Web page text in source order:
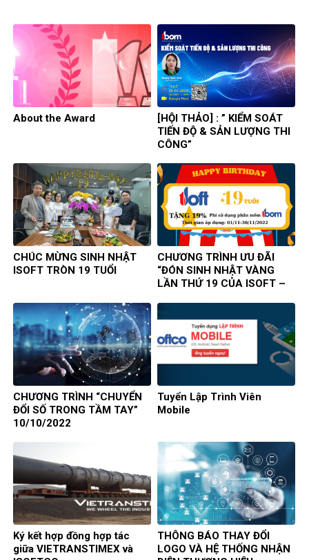
About the Award
[HỘI THẢO] : ” KIỂM SOÁT
TIẾN ĐỘ & SẢN LƯỢNG THI
CÔNG”
CHÚC MỪNG SINH NHẬT
ISOFT TRÒN 19 TUỔI
CHƯƠNG TRÌNH ƯU ĐÃI
“ĐÓN SINH NHẬT VÀNG
LẦN THỨ 19 CỦA ISOFT –
CHƯƠNG TRÌNH “CHUYỂN
ĐỔI SỐ TRONG TẦM TAY”
10/10/2022
Tuyển Lập Trình Viên
Mobile
Ký kết hợp đồng hợp tác
giữa VIETRANSTIMEX và
THÔNG BÁO THAY ĐỔI
LOGO VÀ HỆ THỐNG NHẬN